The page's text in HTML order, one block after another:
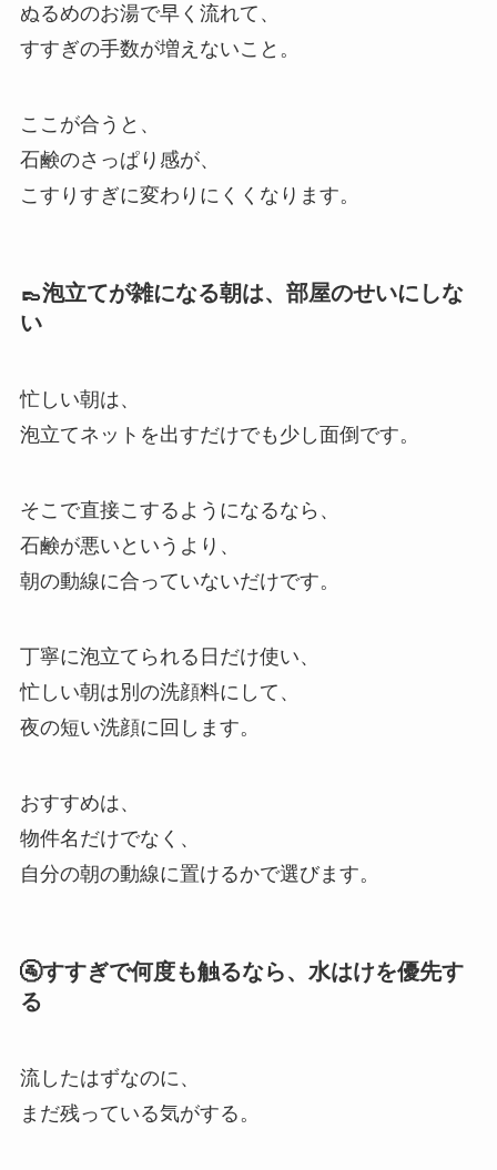
ぬるめのお湯で早く流れて、
すすぎの手数が増えないこと。
ここが合うと、
石鹸のさっぱり感が、
こすりすぎに変わりにくくなります。
👞泡立てが雑になる朝は、部屋のせいにしな
い
忙しい朝は、
泡立てネットを出すだけでも少し面倒です。
そこで直接こするようになるなら、
石鹸が悪いというより、
朝の動線に合っていないだけです。
丁寧に泡立てられる日だけ使い、
忙しい朝は別の洗顔料にして、
夜の短い洗顔に回します。
おすすめは、
物件名だけでなく、
自分の朝の動線に置けるかで選びます。
🚰すすぎで何度も触るなら、水はけを優先す
る
流したはずなのに、
まだ残っている気がする。